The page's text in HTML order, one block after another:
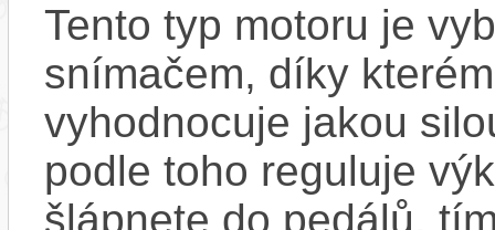
Tento typ motoru je
snímačem, díky
vyhodnocuje jakou
podle toho reguluje
šlápnete do pedálů,